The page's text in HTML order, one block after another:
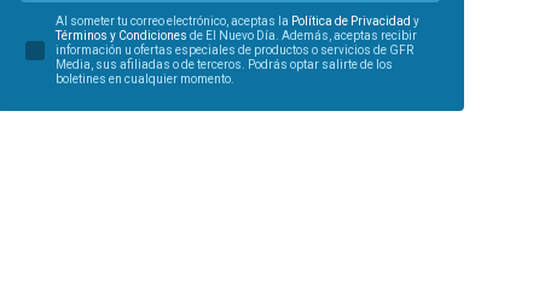
Al someter tu correo electrónico, aceptas la Política de Privacidad y
Términos y Condiciones de El Nuevo Día. Además, aceptas recibir
información u ofertas especiales de productos o servicios de GFR
Media, sus afiliadas o de terceros. Podrás optar salirte de los
boletines en cualquier momento.